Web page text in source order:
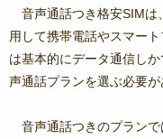
音声通話つき格安SIMは
用して携帯電話やスマー
は基本的にデータ通信し
声通話プランを選ぶ必要が
音声通話つきのプラン